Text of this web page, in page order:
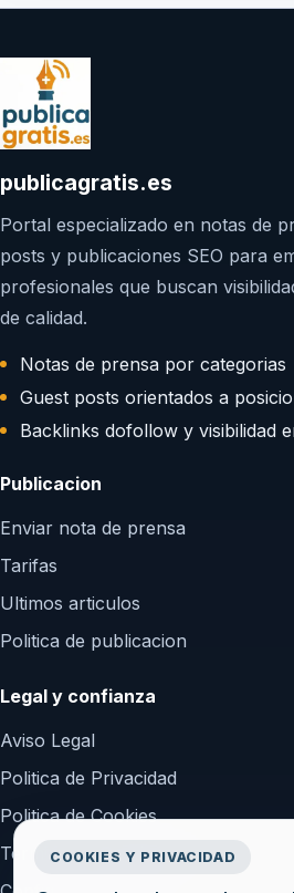
publicagratis.es
Portal especializado en notas de
posts y publicaciones SEO para
profesionales que buscan
de calidad.
Notas de prensa por categorias
Guest posts orientados a
Backlinks dofollow y visibilidad
Publicacion
Enviar nota de prensa
Tarifas
Ultimos articulos
Politica de publicacion
Legal y confianza
Aviso Legal
Politica de Privacidad
Politica de Cookies
Terminos y Condiciones
COOKIES Y PRIVACIDAD